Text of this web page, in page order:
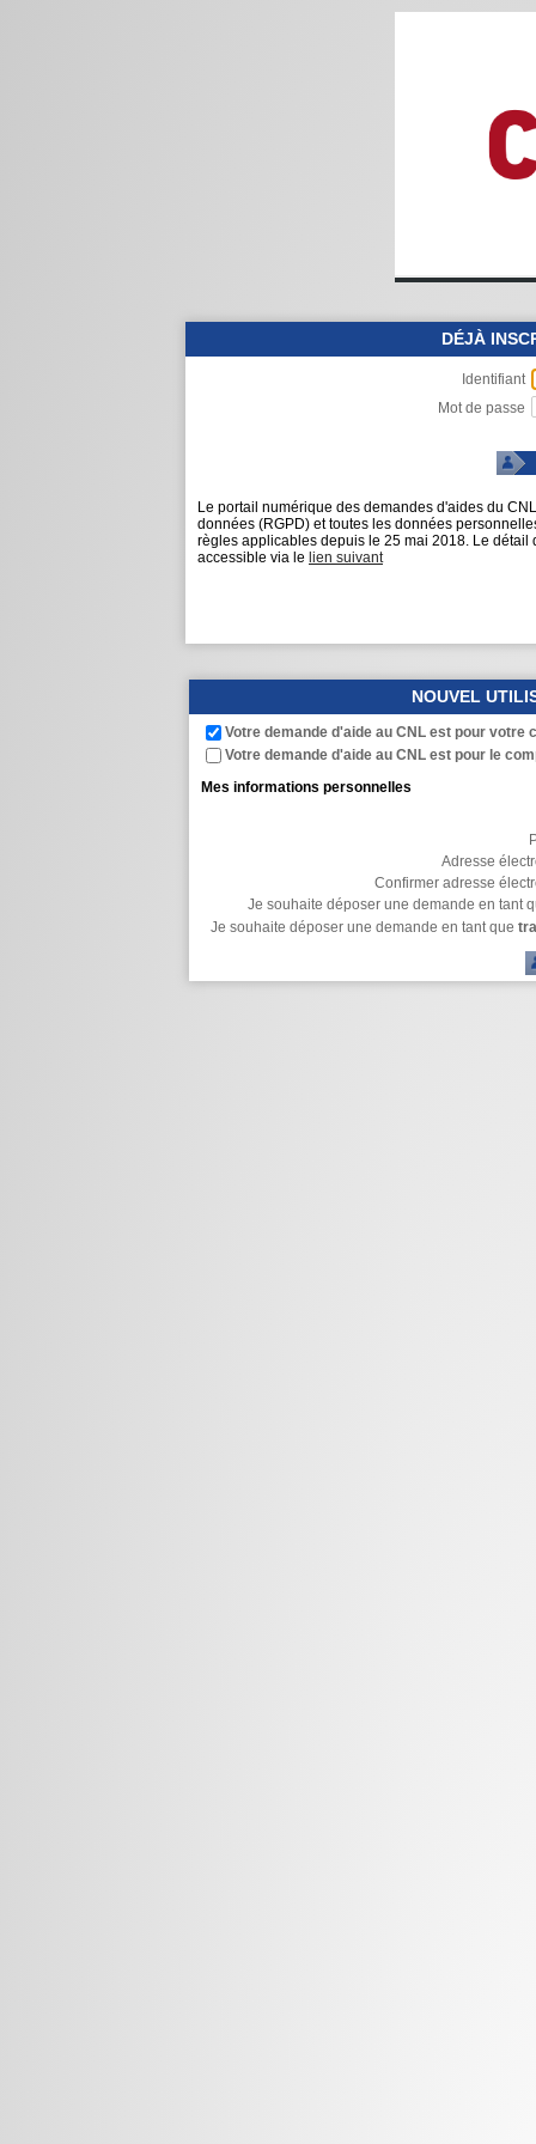
DÉJÀ
Identifiant
Mot de passe
Le portail numérique des demandes d'aides du
données (RGPD) et toutes les données
règles applicables depuis le 25 mai 2018. Le
accessible via le lien suivant
NOUVEL
Votre demande d'aide au CNL est pour votre
Votre demande d'aide au CNL est pour le
Mes informations personnelles
Adresse
Confirmer adresse
Je souhaite déposer une demande en tant
Je souhaite déposer une demande en tant que